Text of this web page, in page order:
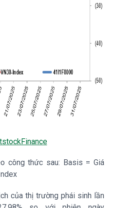
công thức sau: Basis = Giá
của thị trường phái sinh lần